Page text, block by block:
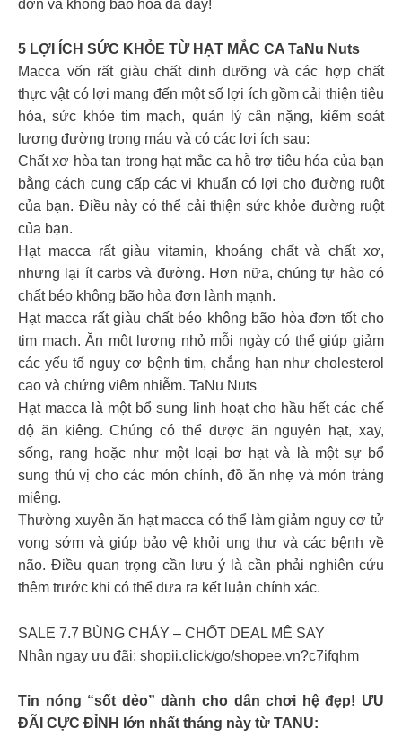
đơn và không bão hòa đa đấy!
5 LỢI ÍCH SỨC KHỎE TỪ HẠT MẮC CA TaNu Nuts
Macca vốn rất giàu chất dinh dưỡng và các hợp chất
thực vật có lợi mang đến một số lợi ích gồm cải thiện tiêu
hóa, sức khỏe tim mạch, quản lý cân nặng, kiểm soát
lượng đường trong máu và có các lợi ích sau:
Chất xơ hòa tan trong hạt mắc ca hỗ trợ tiêu hóa của bạn
bằng cách cung cấp các vi khuẩn có lợi cho đường ruột
của bạn. Điều này có thể cải thiện sức khỏe đường ruột
của bạn.
Hạt macca rất giàu vitamin, khoáng chất và chất xơ,
nhưng lại ít carbs và đường. Hơn nữa, chúng tự hào có
chất béo không bão hòa đơn lành mạnh.
Hạt macca rất giàu chất béo không bão hòa đơn tốt cho
tim mạch. Ăn một lượng nhỏ mỗi ngày có thể giúp giảm
các yếu tố nguy cơ bệnh tim, chẳng hạn như cholesterol
cao và chứng viêm nhiễm. TaNu Nuts
Hạt macca là một bổ sung linh hoạt cho hầu hết các chế
độ ăn kiêng. Chúng có thể được ăn nguyên hạt, xay,
sống, rang hoặc như một loại bơ hạt và là một sự bổ
sung thú vị cho các món chính, đồ ăn nhẹ và món tráng
miệng.
Thường xuyên ăn hạt macca có thể làm giảm nguy cơ tử
vong sớm và giúp bảo vệ khỏi ung thư và các bệnh về
não. Điều quan trọng cần lưu ý là cần phải nghiên cứu
thêm trước khi có thể đưa ra kết luận chính xác.
SALE 7.7 BÙNG CHÁY – CHỐT DEAL MÊ SAY
Nhận ngay ưu đãi: shopii.click/go/shopee.vn?c7ifqhm
Tin nóng “sốt dẻo” dành cho dân chơi hệ đẹp! ƯU
ĐÃI CỰC ĐỈNH lớn nhất tháng này từ TANU: